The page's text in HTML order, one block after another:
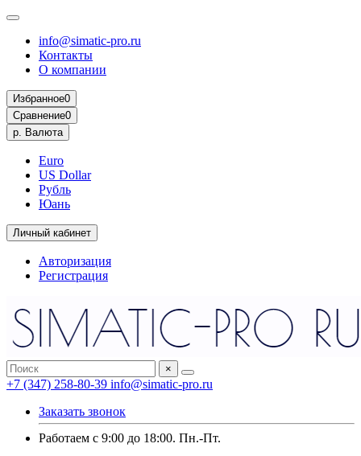
info@simatic-pro.ru
Контакты
О компании
Избранное0
Сравнение0
р. Валюта
Euro
US Dollar
Рубль
Юань
Личный кабинет
Авторизация
Регистрация
×
+7 (347) 258-80-39 info@simatic-pro.ru
Заказать звонок
Работаем с 9:00 до 18:00. Пн.-Пт.